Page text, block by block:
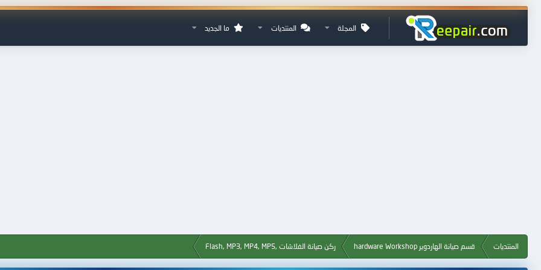
المجلة المنتديات ما الجديد
المنتديات قسم صيانة الهاردوير hardware Workshop ركن صيانة الفلاشات ,Flash, MP3, MP4, MP5